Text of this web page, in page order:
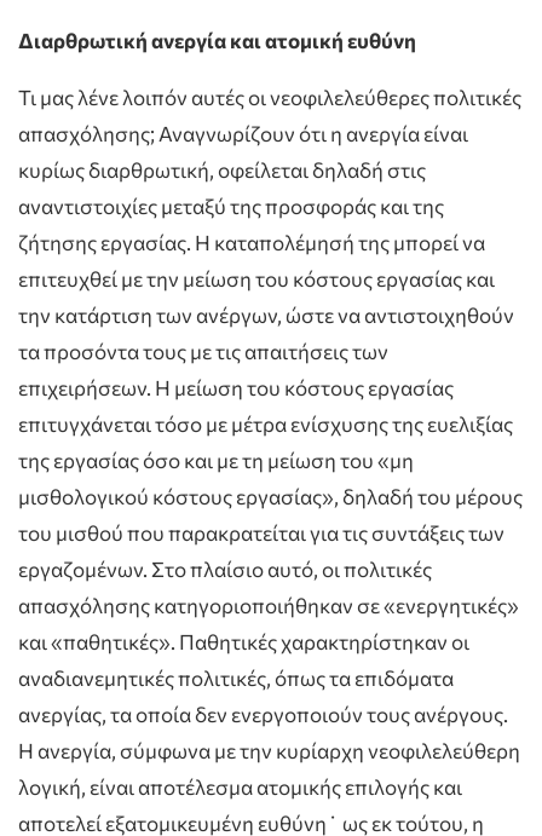
Διαρθρωτική ανεργία και ατομική ευθύνη
Τι μας λένε λοιπόν αυτές οι νεοφιλελεύθερες πολιτικές
απασχόλησης; Αναγνωρίζουν ότι η ανεργία είναι
κυρίως διαρθρωτική, οφείλεται δηλαδή στις
αναντιστοιχίες μεταξύ της προσφοράς και της
ζήτησης εργασίας. Η καταπολέμησή της μπορεί να
επιτευχθεί με την μείωση του κόστους εργασίας και
την κατάρτιση των ανέργων, ώστε να αντιστοιχηθούν
τα προσόντα τους με τις απαιτήσεις των
επιχειρήσεων. Η μείωση του κόστους εργασίας
επιτυγχάνεται τόσο με μέτρα ενίσχυσης της ευελιξίας
της εργασίας όσο και με τη μείωση του «μη
μισθολογικού κόστους εργασίας», δηλαδή του μέρους
του μισθού που παρακρατείται για τις συντάξεις των
εργαζομένων. Στο πλαίσιο αυτό, οι πολιτικές
απασχόλησης κατηγοριοποιήθηκαν σε «ενεργητικές»
και «παθητικές». Παθητικές χαρακτηρίστηκαν οι
αναδιανεμητικές πολιτικές, όπως τα επιδόματα
ανεργίας, τα οποία δεν ενεργοποιούν τους ανέργους.
H ανεργία, σύμφωνα με την κυρίαρχη νεοφιλελεύθερη
λογική, είναι αποτέλεσμα ατομικής επιλογής και
αποτελεί εξατομικευμένη ευθύνη˙ ως εκ τούτου, η